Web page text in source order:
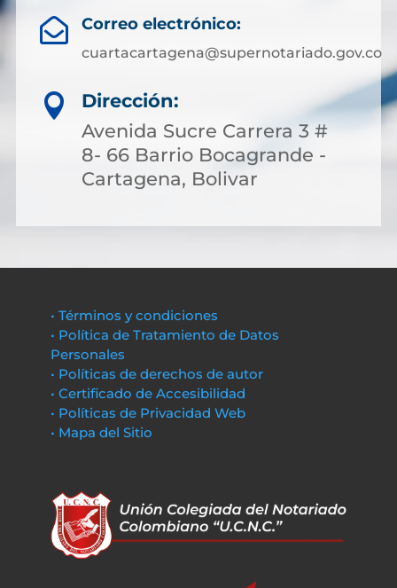
 Correo electrónico:
cuartacartagena@supernotariado.gov.co

Dirección:
Avenida Sucre Carrera 3 #
8- 66 Barrio Bocagrande -
Cartagena, Bolivar
• Términos y condiciones
• Política de Tratamiento de Datos
Personales
• Políticas de derechos de autor
• Certificado de Accesibilidad
• Políticas de Privacidad Web
• Mapa del Sitio